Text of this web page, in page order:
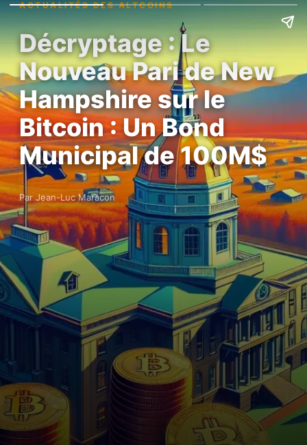
ACTUALITÉS DES ALTCOINS
Décryptage : Le
Nouveau Pari de New
Hampshire sur le
Bitcoin : Un Bond
Municipal de 100M$
Par Jean-Luc Maracon